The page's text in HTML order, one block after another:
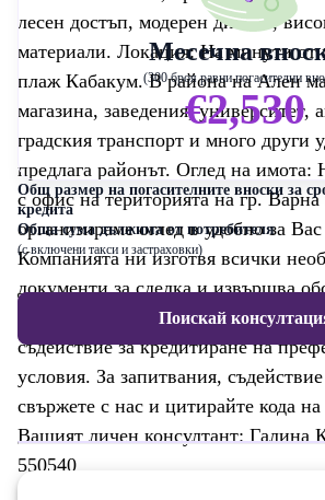
лесен достъп, модерен дизайн,
материали. Локация: На минути от
плаж Кабакум. В района на Ален
магазина, заведения, университет,
градския транспорт и много други
предлага районът. Оглед на имота:
с офис на територията на гр.
организираме оглед в удобно за
Компанията ни изготвя всички
документи за сделка и извършва
юридическа проверка на имота.
съдействие за кредитиране на
условия. За запитвания,
свържете с нас и цитирайте кода на
Вашият личен консултант: Галина
550540
Месечна
(300 броя равни погасителни
€2,530
Общ размер на погасителните вноски за
кредита
Обща сума дължима от потребителя
(с включени такси и застраховки)
Поискай